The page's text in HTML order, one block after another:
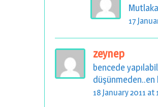
17
zeynep
bencede
düşünmeden..en
18 January 2011 at